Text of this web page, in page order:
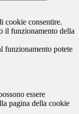
cookie consentire.
il funzionamento della
funzionamento potete
essere
pagina della cookie